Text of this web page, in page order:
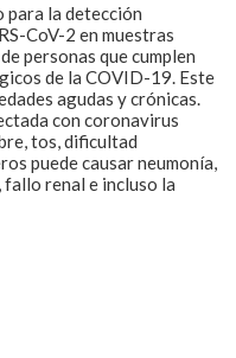
para la detección
CoV-2 en muestras
personas que cumplen
de la COVID-19. Este
agudas y crónicas.
con coronavirus
tos, dificultad
puede causar neumonía,
renal e incluso la